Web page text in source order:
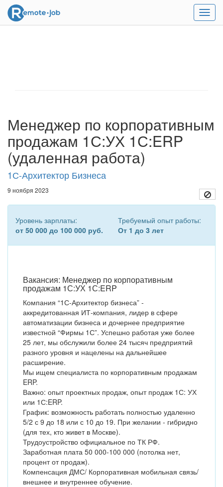
Меню
Менеджер по корпоративным
продажам 1С:УХ 1С:ERP
(удаленная работа)
1С-Архитектор Бизнеса
9 ноября 2023
Уровень зарплаты:
от 50 000 до 100 000 руб.
Требуемый опыт работы:
От 1 до 3 лет
Вакансия: Менеджер по корпоративным
продажам 1С:УХ 1С:ERP
Компания “1С-Архитектор бизнеса” -
аккредитованная ИТ-компания, лидер в сфере
автоматизации бизнеса и дочернее предприятие
известной “Фирмы 1С”. Успешно работая уже более
25 лет, мы обслужили более 24 тысяч предприятий
разного уровня и нацелены на дальнейшее
расширение.
Мы ищем специалиста по корпоративным продажам
ERP.
Важно: опыт проектных продаж, опыт продаж 1С: УХ
или 1С:ERP.
График: возможность работать полностью удаленно
5/2 с 9 до 18 или с 10 до 19. При желании - гибридно
(для тех, кто живет в Москве).
Трудоустройство официальное по ТК РФ.
Заработная плата 50 000-100 000 (потолка нет,
процент от продаж).
Компенсация ДМС/ Корпоративная мобильная связь/
внешнее и внутреннее обучение.